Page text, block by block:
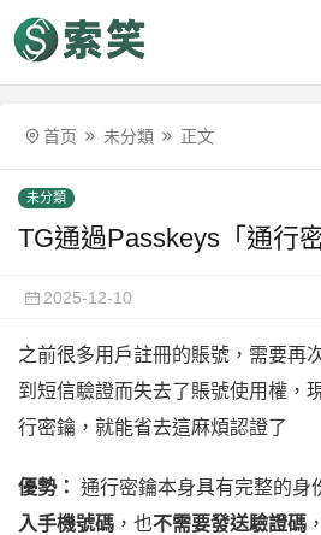
首页 未分類 正文
未分類
TG通過Passkeys「通行
2025-12-10
之前很多用戶註冊的賬號，需要再
到短信驗證而失去了賬號使用權，
行密鑰，就能省去這麻煩認證了
優勢： 通行密鑰本身具有完整的身
入手機號碼 ，也不需要發送驗證碼